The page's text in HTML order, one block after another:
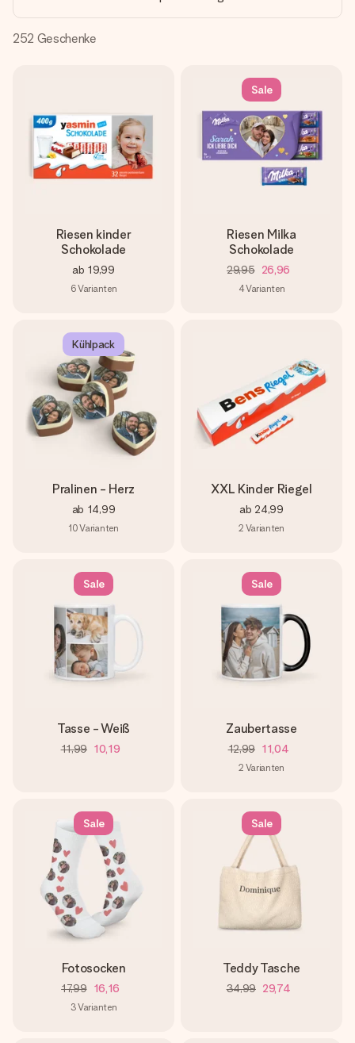
Montag - Freitag : 8:30 - 17:00 Uhr
Samstag - Sonntag : 8:30 - 13:00 Uhr
252 Geschenke
Riesen kinder
Schokolade
ab 19,99
6Varianten
Sale
Riesen Milka
Schokolade
29,95 26,96
4Varianten
Kühlpack
Pralinen - Herz
ab 14,99
10Varianten
XXL Kinder Riegel
ab 24,99
2 Varianten
Sale
Tasse - Weiß
11,99 10,19
Sale
Zaubertasse
12,99 11,04
2 Varianten
Sale
Fotosocken
17,99 16,16
3Varianten
Sale
Teddy Tasche
34,99 29,74